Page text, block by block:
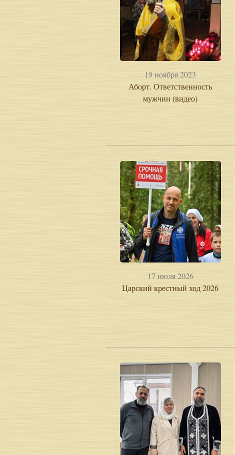
19 ноября 2023
Аборт. Ответственность
мужчин (видео)
17 июля 2026
Царский крестный ход 2026